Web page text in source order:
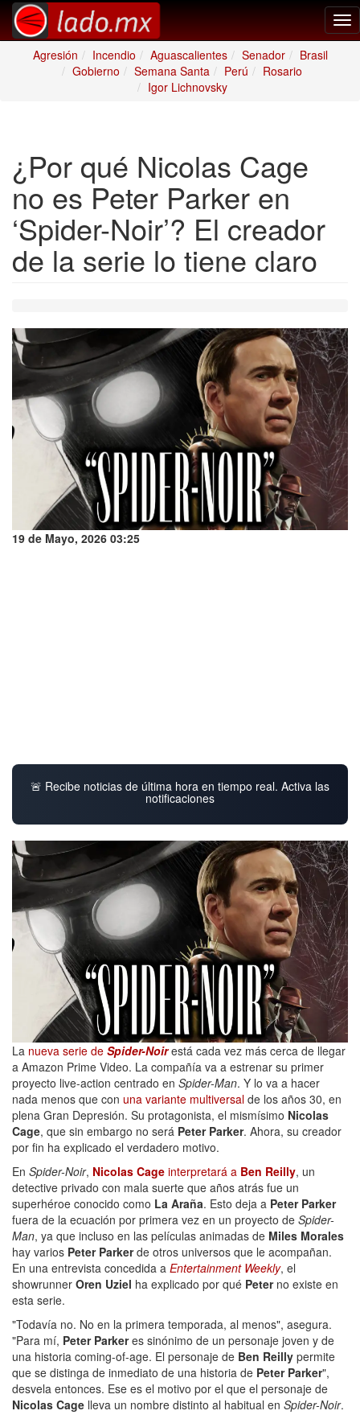
Agresión
Incendio Aguascalientes Senador
Brasil
Gobierno
Semana Santa Perú
Rosario
Igor Lichnovsky
¿Por qué Nicolas Cage
no es Peter Parker en
‘Spider-Noir’? El creador
de la serie lo tiene claro
19 de Mayo, 2026 03:25
🚨 Recibe noticias de última hora en tiempo real. Activa las
notificaciones
La nueva serie de Spider-Noirestá cada vez más cerca de llegar
a Amazon Prime Video. La compañía va a estrenar su primer
proyecto live-action centrado en Spider-Man. Y lo va a hacer
nada menos que con una variante multiversal de los años 30, en
plena Gran Depresión. Su protagonista, el mismísimo Nicolas
Cage, que sin embargo no será Peter Parker. Ahora, su creador
por fin ha explicado el verdadero motivo.
En Spider-Noir, Nicolas Cage interpretará a Ben Reilly, un
detective privado con mala suerte que años atrás fue un
superhéroe conocido como La Araña. Esto deja a Peter Parker
fuera de la ecuación por primera vez en un proyecto de Spider-
Man, ya que incluso en las películas animadas de Miles Morales
hay varios Peter Parkerde otros universos que le acompañan.
En una entrevista concedida a Entertainment Weekly, el
showrunner Oren Uziel ha explicado por qué Peterno existe en
esta serie.
"Todavía no. No en la primera temporada, al menos", asegura.
"Para mí, Peter Parkeres sinónimo de un personaje joven y de
una historia coming-of-age. El personaje de Ben Reilly permite
que se distinga de inmediato de una historia de Peter Parker",
desvela entonces. Ese es el motivo por el que el personaje de
Nicolas Cage lleva un nombre distinto al habitual en Spider-Noir.